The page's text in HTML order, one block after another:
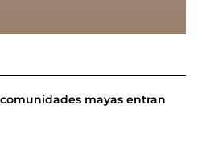
mayas entran